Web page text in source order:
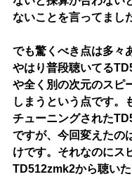
ないことを言ってまし
でも驚くべき点は多々
やはり普段聴いてる
や全く別の次元のスピ
しまうという点です。
チューニングされた
ですが、今回変えたの
けです。それなのにス
TD512zmk2から聴い